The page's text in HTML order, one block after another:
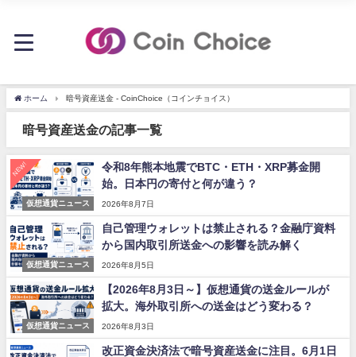
ホーム 暗号資産送金 - CoinChoice（コインチョイス）
暗号資産送金の記事一覧
NEW!
仮想通貨ニュース
令和8年熊本地震でBTC・ETH・XRP募金開
始。日本円の寄付と何が違う？
2026年8月7日
仮想通貨ニュース
自己管理ウォレットは禁止される？金融庁資料
から国内取引所送金への影響を読み解く
2026年8月5日
仮想通貨ニュース
【2026年8月3日～】仮想通貨の送金ルールが
拡大。海外取引所への送金はどう変わる？
2026年8月3日
改正資金決済法で暗号資産送金に注目。6月1日